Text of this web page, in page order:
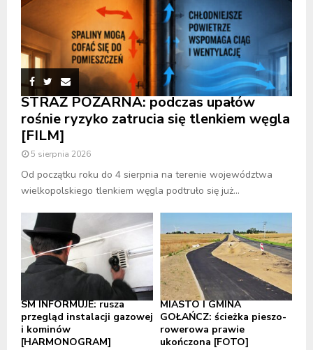
STRAŻ POŻARNA: podczas upałów
rośnie ryzyko zatrucia się tlenkiem węgla
[FILM]
5 sierpnia 2026
Od początku roku do 4 sierpnia na terenie województwa
wielkopolskiego tlenkiem węgla podtruło się już...
SM INFORMUJE: rusza
przegląd instalacji gazowej
i kominów
[HARMONOGRAM]
MIASTO I GMINA
GOŁAŃCZ: ścieżka pieszo-
rowerowa prawie
ukończona [FOTO]